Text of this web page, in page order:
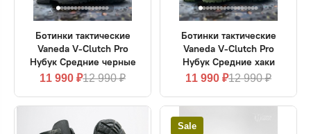
Ботинки тактические
Vaneda V-Clutch Pro
Нубук Средние черные
11 990 ₽12 990 ₽
Ботинки тактические
Vaneda V-Clutch Pro
Нубук Средние хаки
11 990 ₽12 990 ₽
Sale